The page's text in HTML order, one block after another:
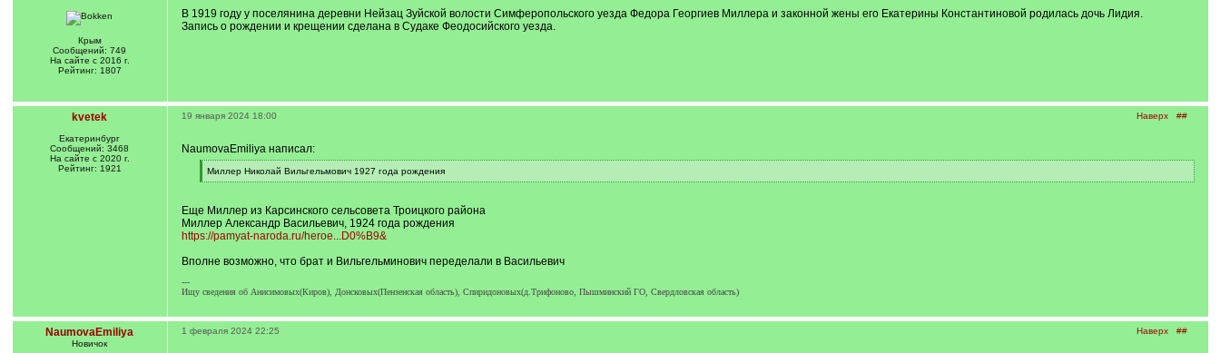
Крым
Сообщений: 749
На сайте с 2016 г.
Рейтинг: 1807
В 1919 году у поселянина деревни Нейзац Зуйской волости Симферопольского уезда Федора Георгиев Миллера и законной жены его Екатерины Константиновой родилась дочь Лидия.
Запись о рождении и крещении сделана в Судаке Феодосийского уезда.
kvetek
Екатеринбург
Сообщений: 3468
На сайте с 2020 г.
Рейтинг: 1921
Наверх ##
19 января 2024 18:00
NaumovaEmiliya написал:
[
q
Миллер Николай Вильгельмович 1927 года рождения
[
]
Еще Миллер из Карсинского сельсовета Троицкого района
Миллер Александр Васильевич, 1924 года рождения
https://pamyat-naroda.ru/heroe...D0%B9&
Вполне возможно, что брат и Вильгельминович переделали в Васильевич
---
Ищу сведения об Анисимовых(Киров), Донсковых(Пензенская область), Спиридоновых(д.Трифоново, Пышминский ГО, Свердловская область)
NaumovaEmiliya
Новичок
Наверх ##
1 февраля 2024 22:25